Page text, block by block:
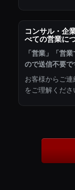
コンサル・企
べての営業に
「営業」「営
ので送信不要で
お客様からご
をご理解くださ